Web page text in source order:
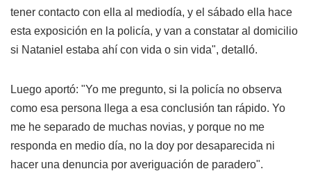
tener contacto con ella al mediodía, y el sábado ella hace
esta exposición en la policía, y van a constatar al domicilio
si Nataniel estaba ahí con vida o sin vida", detalló.
Luego aportó: "Yo me pregunto, si la policía no observa
como esa persona llega a esa conclusión tan rápido. Yo
me he separado de muchas novias, y porque no me
responda en medio día, no la doy por desaparecida ni
hacer una denuncia por averiguación de paradero".